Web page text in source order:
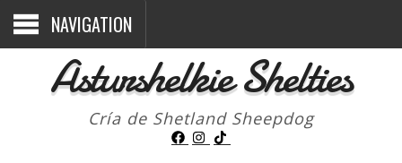
NAVIGATION
Asturshelkie Shelties
Cría de Shetland Sheepdog